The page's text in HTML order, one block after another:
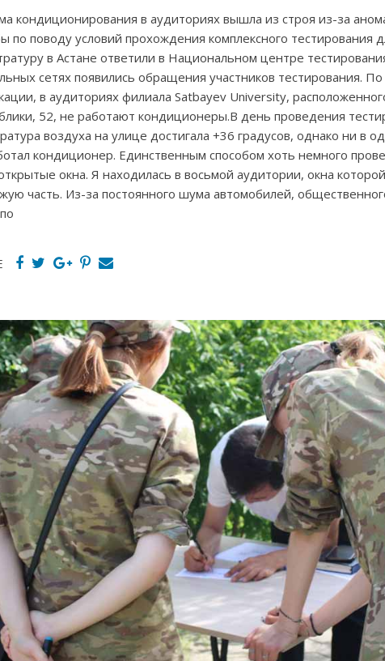
кондиционирования в аудиториях вышла из строя из-за
по поводу условий прохождения комплексного тестирования
в Астане ответили в Национальном центре
сетях появились обращения участников тестирования. По
в аудиториях филиала Satbayev University,
52, не работают кондиционеры.В день проведения
воздуха на улице достигала +36 градусов, однако ни в
кондиционер. Единственным способом хоть немного
окна. Я находилась в восьмой аудитории, окна
часть. Из-за постоянного шума автомобилей,